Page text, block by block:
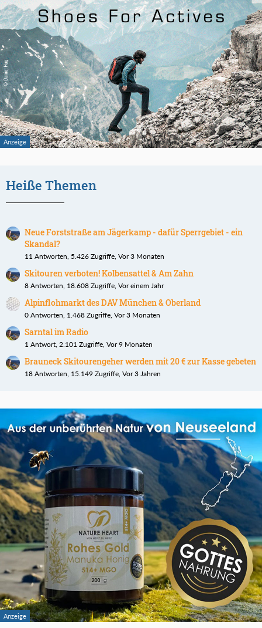
Heiße Themen
Neue Forststraße am Jägerkamp - dafür Sperrgebiet - ein
Skandal?
11 Antworten, 5.426 Zugriffe, Vor 3 Monaten
Skitouren verboten! Kolbensattel & Am Zahn
8 Antworten, 18.608 Zugriffe, Vor einem Jahr
Alpinflohmarkt des DAV München & Oberland
0 Antworten, 1.468 Zugriffe, Vor 3 Monaten
Sarntal im Radio
1 Antwort, 2.101 Zugriffe, Vor 9 Monaten
Brauneck Skitourengeher werden mit 20 € zur Kasse gebeten
18 Antworten, 15.149 Zugriffe, Vor 3 Jahren